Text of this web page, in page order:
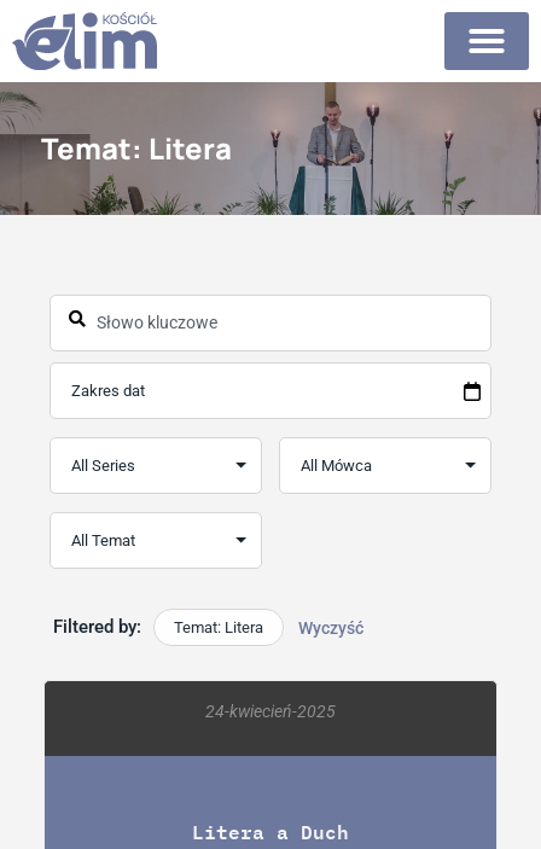
Temat: Litera
Filtered by: Temat: Litera Wyczyść
24-kwiecień-2025
Litera a Duch